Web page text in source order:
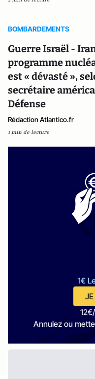
BOMBARDEMENTS
Guerre Israël -
programme
est « dévasté »,
secrétaire
Défense
Rédaction Atlantico.fr
1 min de lecture
1€
Annulez ou